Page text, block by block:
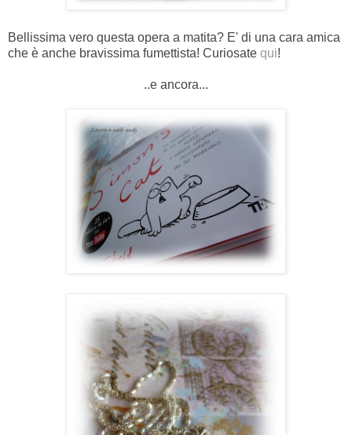
Bellissima vero questa opera a matita? E' di una cara amica
che è anche bravissima fumettista! Curiosate qui!
..e ancora...